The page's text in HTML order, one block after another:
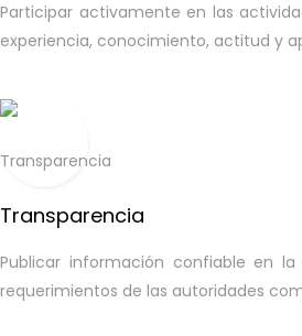
Participar activamente en las
experiencia, conocimiento, actitud y
Transparencia
Publicar información confiable en
requerimientos de las autoridades